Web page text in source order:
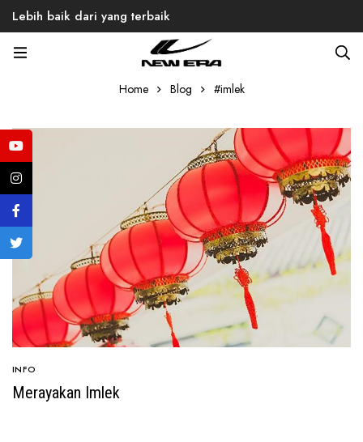
Lebih baik dari yang terbaik
Tag: #imlek
Home Blog #imlek
INFO
Merayakan Imlek